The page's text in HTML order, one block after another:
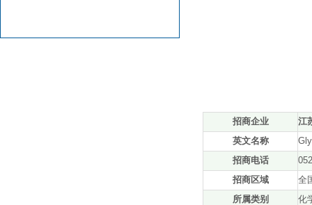
招商企业
江
英文名称
招商电话
招商区域
全
所属类别
化